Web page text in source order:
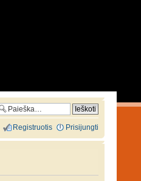
Registruotis Prisijungti